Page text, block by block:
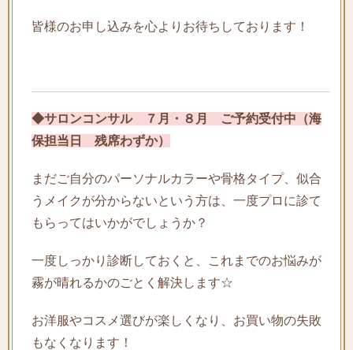
皆様のお申し込みを心よりお待ちしております！
◆サロンコンサル　７月・８月　ご予約受付中（海
保担当日　残席わずか）
まだご自分のパーソナルカラーや骨格タイプ、似合
うメイクが分からないという方は、一度プロに診て
もらってはいかがでしょうか？
一度しっかり診断しておくと、これまでのお悩みが
霧が晴れるかのごとく解決します☆
お洋服やコスメ選びが楽しくなり、お買い物の失敗
もなくなります！